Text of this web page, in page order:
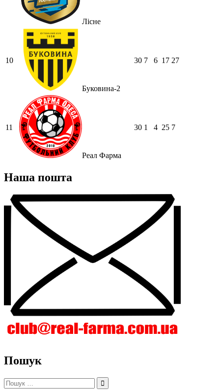
Лісне
10
Буковина-2
30 7 6 17 27
11
Реал Фарма
30 1 4 25 7
Наша пошта
Пошук
Пошук: